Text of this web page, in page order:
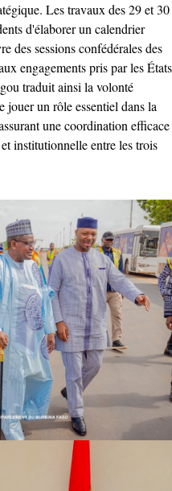
Les travaux des 29 et 30
d'élaborer un calendrier
des sessions confédérales des
engagements pris par les États
traduit ainsi la volonté
jouer un rôle essentiel dans la
une coordination efficace
institutionnelle entre les trois